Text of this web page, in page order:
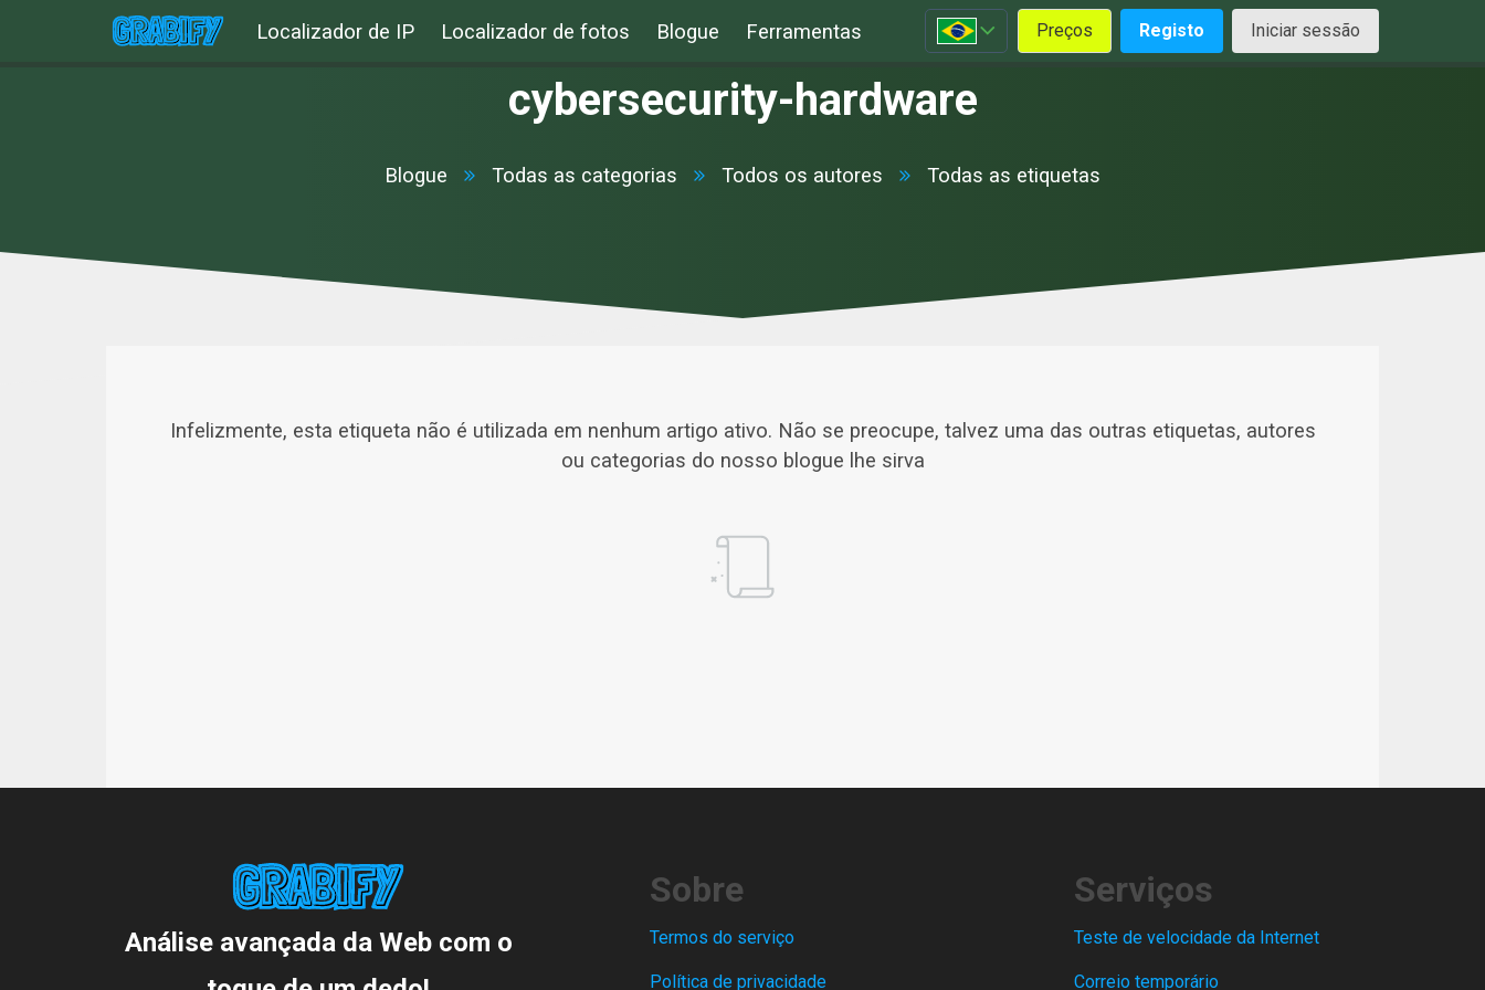
Localizador de IP Localizador de fotos Blogue Ferramentas Preços Registo Iniciar sessão
cybersecurity-hardware
Blogue Todas as categorias Todos os autores Todas as etiquetas
Análise avançada da Web com o
Sobre
Termos do serviço
Política de privacidade
Serviços
Teste de velocidade da Internet
Correio temporário